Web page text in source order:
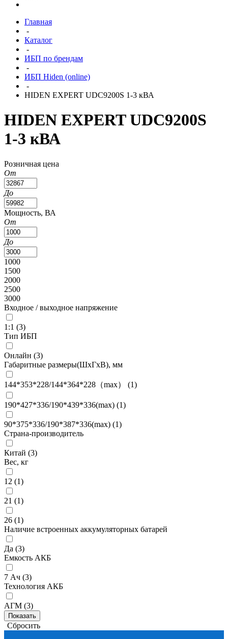
Главная
-
Каталог
-
ИБП по брендам
-
ИБП Hiden (online)
-
HIDEN EXPERT UDC9200S 1-3 кВА
HIDEN EXPERT UDC9200S
1-3 кВА
Розничная цена
От
До
Мощность, ВА
От
До
1000
1500
2000
2500
3000
Входное / выходное напряжение
1:1 (3)
Тип ИБП
Онлайн (3)
Габаритные размеры(ШxГxВ), мм
144*353*228/144*364*228（max） (1)
190*427*336/190*439*336(max) (1)
90*375*336/190*387*336(max) (1)
Страна-производитель
Китай (3)
Вес, кг
12 (1)
21 (1)
26 (1)
Наличие встроенных аккумуляторных батарей
Да (3)
Емкость АКБ
7 Ач (3)
Технология АКБ
АГМ (3)
Сбросить